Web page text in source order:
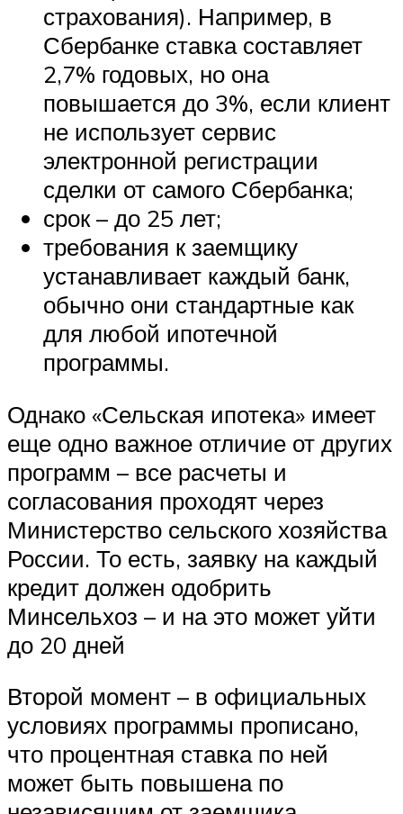
страхования). Например, в
Сбербанке ставка составляет
2,7% годовых, но она
повышается до 3%, если клиент
не использует сервис
электронной регистрации
сделки от самого Сбербанка;
срок – до 25 лет;
требования к заемщику
устанавливает каждый банк,
обычно они стандартные как
для любой ипотечной
программы.
Однако «Сельская ипотека» имеет
еще одно важное отличие от других
программ – все расчеты и
согласования проходят через
Министерство сельского хозяйства
России. То есть, заявку на каждый
кредит должен одобрить
Минсельхоз – и на это может уйти
до 20 дней
Второй момент – в официальных
условиях программы прописано,
что процентная ставка по ней
может быть повышена по